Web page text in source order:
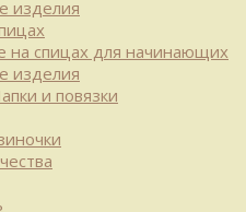
изделия
на спицах для начинающих
изделия
и повязки